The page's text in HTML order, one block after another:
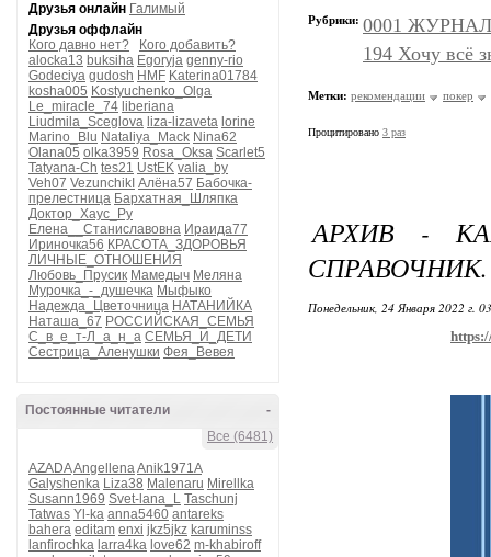
Друзья онлайн Галимый
Друзья оффлайн
Кого давно нет?
Кого добавить?
alocka13 buksiha Egoryja genny-rio
Godeciya gudosh HMF Katerina01784
kosha005 Kostyuchenko_Olga
Le_miracle_74 liberiana
Liudmila_Sceglova liza-lizaveta lorine
Marino_Blu Nataliya_Mack Nina62
Olana05 olka3959 Rosa_Oksa Scarlet5
Tatyana-Ch tes21 UstEK valia_by
Veh07 VezunchikI Алёна57 Бабочка-
прелестница Бархатная_Шляпка
Доктор_Хаус_Ру
Елена__Станиславовна Ираида77
Ириночка56 КРАСОТА_ЗДОРОВЬЯ
ЛИЧНЫЕ_ОТНОШЕНИЯ
Любовь_Прусик Мамедыч Меляна
Мурочка_-_душечка Мыфыко
Надежда_Цветочница НАТАНИЙКА
Наташа_67 РОССИЙСКАЯ_СЕМЬЯ
С_в_е_т-Л_а_н_а СЕМЬЯ_И_ДЕТИ
Сестрица_Аленушки Фея_Вевея
-
Постоянные читатели
Все (6481)
AZADAAngellenaAnik1971A
Galyshenka Liza38 Malenaru Mirellka
Susann1969 Svet-lana_L Taschunj
Tatwas Yl-ka anna5460 antareks
bahera editam enxi jkz5jkz karuminss
lanfirochka larra4ka love62 m-khabiroff
Рубрики: 0001
194 Хочу всё
Метки: рекомендации покер
Процитировано 3 раз
АРХИВ -
Понедельник, 24 Января 2022 г.